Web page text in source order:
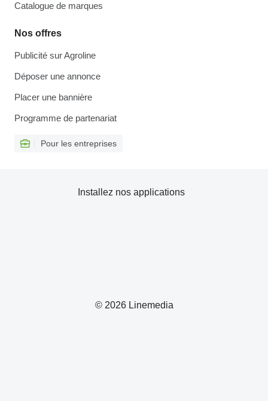
Catalogue de marques
Nos offres
Publicité sur Agroline
Déposer une annonce
Placer une bannière
Programme de partenariat
Pour les entreprises
© 2026 Linemedia
Installez nos applications